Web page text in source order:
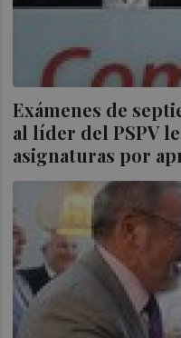
Exámenes de
al líder del PSPV
asignaturas por